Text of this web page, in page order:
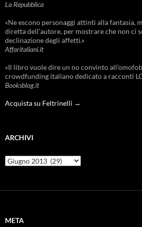
La Repubblica
«Ne escono personaggi attinti alla fantasia,
diretta dell’autore, per mostrare che non ci
declinazione degli affetti.»
Affaritaliani.it
«Il libro vuole dire un no convinto
crowdfunding italiano dedicato a racconti
Booksblog.it
Acquista su Feltrinelli →
ARCHIVI
Archivi
META